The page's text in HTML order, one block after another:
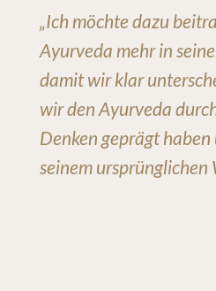
„Ich möchte dazu
Ayurveda mehr in
damit wir klar
wir den Ayurveda
Denken geprägt
seinem ursprünglichen